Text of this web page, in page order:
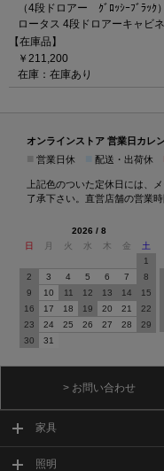
（4段ドロアー ｸﾞﾛｯｼｰﾌﾞﾗｯｸ）
ロータス 4段ドロアーキャビ
【在庫品】
￥211,200
在庫：在庫あり
オンラインストア 営業日カレ
営業日休 配送・出荷休
上記色のついた定休日には、
了承下さい。直営店舗の営業
2026 / 8
日
月 火 水 木 金
土
1
2
3 4 5 6 7
8
9
10 11 12 13 14
15
16
17 18 19 20 21
22
23
24 25 26 27 28
29
30
31
> お問い合わせ
家具
照明